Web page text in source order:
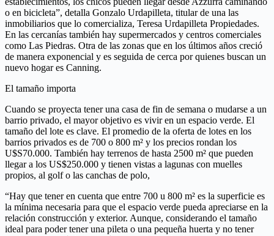
o en bicicleta”, detalla Gonzalo Urdapilleta, titular de una las
inmobiliarios que lo comercializa, Teresa Urdapilleta Propiedades.
En las cercanías también hay supermercados y centros comerciales
como Las Piedras. Otra de las zonas que en los últimos años creció
de manera exponencial y es seguida de cerca por quienes buscan un
nuevo hogar es Canning.
El tamaño importa
Cuando se proyecta tener una casa de fin de semana o mudarse a un
barrio privado, el mayor objetivo es vivir en un espacio verde. El
tamaño del lote es clave. El promedio de la oferta de lotes en los
barrios privados es de 700 o 800 m² y los precios rondan los
U$S70.000. También hay terrenos de hasta 2500 m² que pueden
llegar a los US$250.000 y tienen vistas a lagunas con muelles
propios, al golf o las canchas de polo,
“Hay que tener en cuenta que entre 700 u 800 m² es la superficie es
la mínima necesaria para que el espacio verde pueda apreciarse en la
relación construcción y exterior. Aunque, considerando el tamaño
ideal para poder tener una pileta o una pequeña huerta y no tener